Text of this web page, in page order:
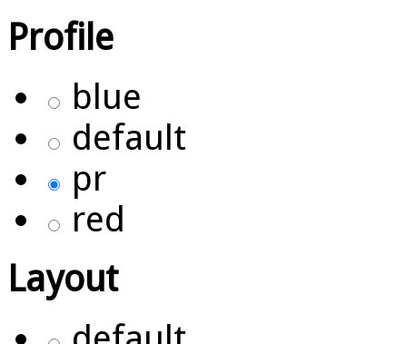
Profile
blue
default
pr
red
Layout